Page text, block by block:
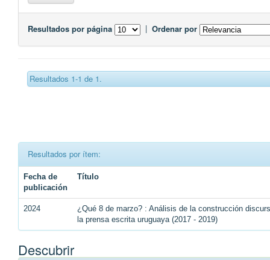
Resultados por página | Ordenar por
Resultados 1-1 de 1.
Resultados por ítem:
Fecha de
publicación
Título
2024
¿Qué 8 de marzo? : Análisis de la construcción
la prensa escrita uruguaya (2017 - 2019)
Descubrir